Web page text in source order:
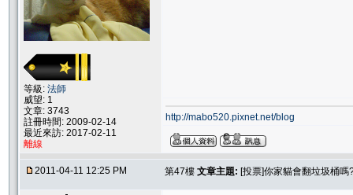
等級: 法師
威望: 1
文章: 3743
註冊時間: 2009-02-14
最近來訪: 2017-02-11
離線
http://mabo520.pixnet.net/blog
2011-04-11 12:25 PM 第47樓 文章主題: [投票]你家貓會翻垃圾桶嗎